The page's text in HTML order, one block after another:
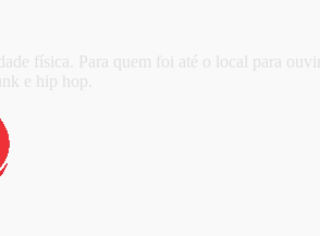
física. Para quem foi até o local para
e hip hop.